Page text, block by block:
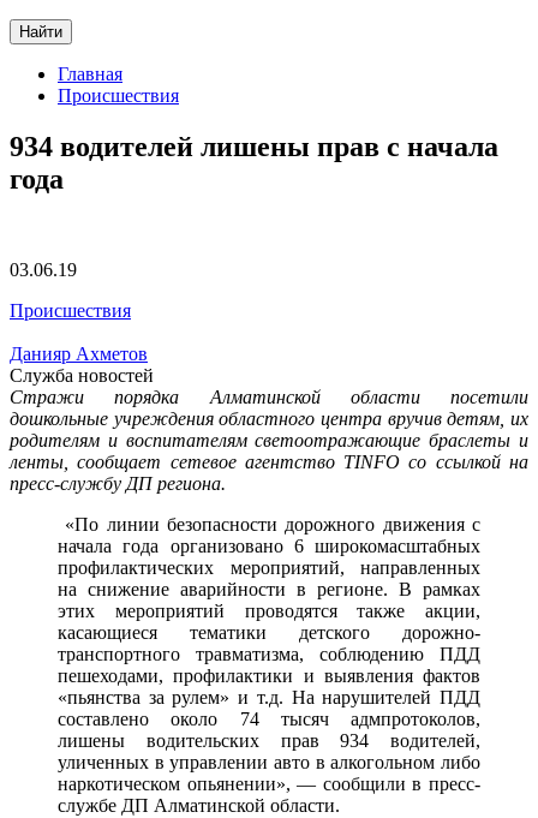
Найти
Главная
Происшествия
934 водителей лишены прав с начала
года
03.06.19
Происшествия
Данияр Ахметов
Служба новостей
Стражи порядка Алматинской области посетили
дошкольные учреждения областного центра вручив детям, их
родителям и воспитателям светоотражающие браслеты и
ленты, сообщает сетевое агентство TINFO со ссылкой на
пресс-службу ДП региона.
«По линии безопасности дорожного движения с
начала года организовано 6 широкомасштабных
профилактических мероприятий, направленных
на снижение аварийности в регионе. В рамках
этих мероприятий проводятся также акции,
касающиеся тематики детского дорожно-
транспортного травматизма, соблюдению ПДД
пешеходами, профилактики и выявления фактов
«пьянства за рулем» и т.д. На нарушителей ПДД
составлено около 74 тысяч адмпротоколов,
лишены водительских прав 934 водителей,
уличенных в управлении авто в алкогольном либо
наркотическом опьянении», — сообщили в пресс-
службе ДП Алматинской области.